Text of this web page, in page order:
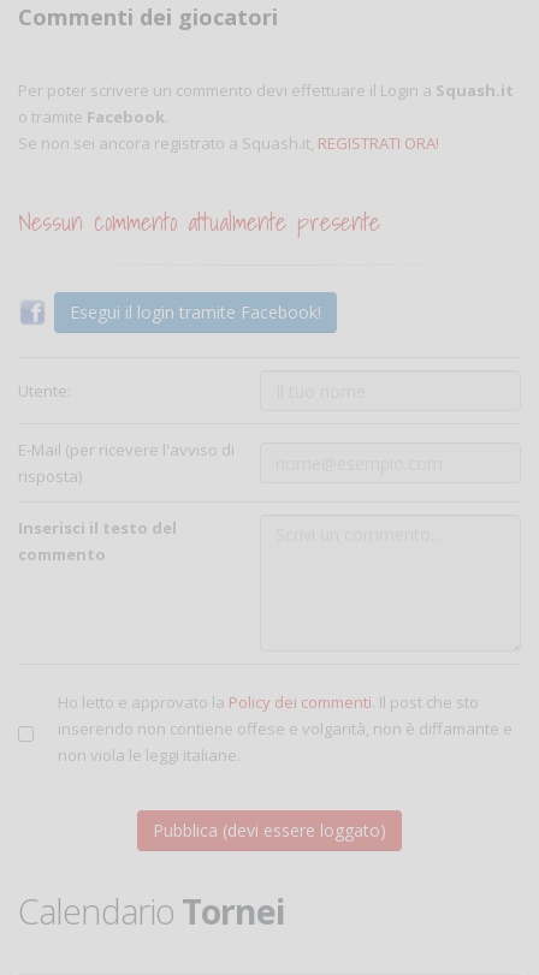
Commenti dei giocatori
Per poter scrivere un commento devi effettuare il Login a Squash.it
o tramite Facebook.
Se non sei ancora registrato a Squash.it, REGISTRATI ORA!
Nessun commento attualmente presente
Esegui il login tramite Facebook!
Utente:
E-Mail (per ricevere l'avviso di
risposta)
Inserisci il testo del
commento
Ho letto e approvato la Policy dei commenti. Il post che sto
inserendo non contiene offese e volgarità, non è diffamante e
non viola le leggi italiane.
Calendario Tornei